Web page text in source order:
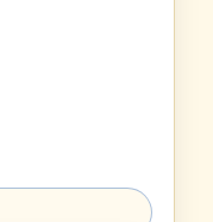
saat ini